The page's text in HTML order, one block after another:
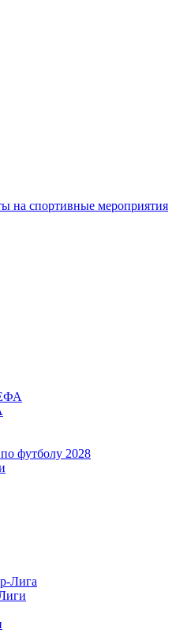
на спортивные мероприятия
футболу 2028
Лига